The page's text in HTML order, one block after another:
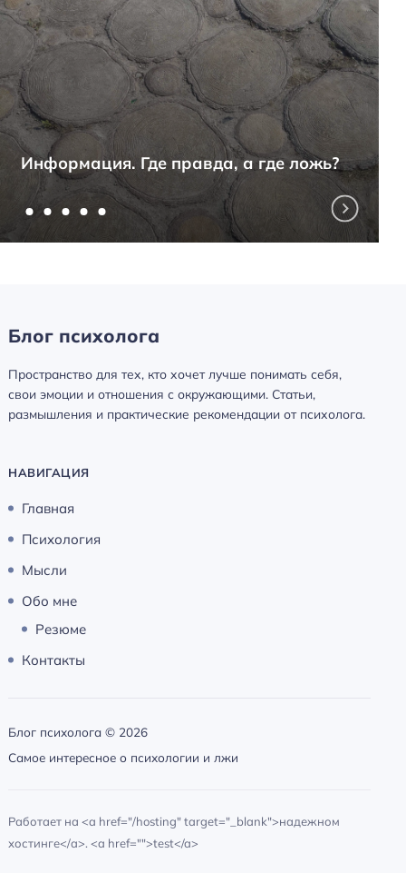
Информация. Где правда, а где ложь?
Блог психолога
Пространство для тех, кто хочет лучше понимать себя,
свои эмоции и отношения с окружающими. Статьи,
размышления и практические рекомендации от психолога.
НАВИГАЦИЯ
Главная
Психология
Мысли
Обо мне
Резюме
Контакты
Блог психолога © 2026
Самое интересное о психологии и лжи
Работает на <a href="/hosting" target="_blank">надежном
хостинге</a>. <a href="">test</a>